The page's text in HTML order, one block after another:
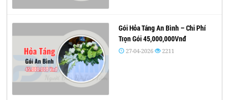
Gói Hỏa Táng An Bình – Chi Phí
Trọn Gói 45,000,000Vnđ
27-04-2026 2211